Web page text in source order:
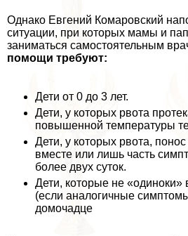
Однако Евгений Комаровский
ситуации, при которых мамы и
заниматься самостоятельным
помощи требуют:
Дети от 0 до 3 лет.
Дети, у которых рвота
повышенной температуры
Дети, у которых рвота,
вместе или лишь часть
более двух суток.
Дети, которые не «одиноки»
(если аналогичные
домочадце